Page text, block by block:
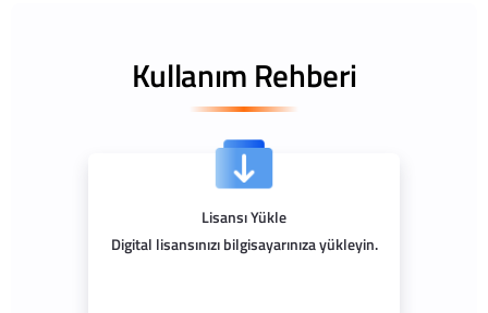
Kullanım Rehberi
Lisansı Yükle
Digital lisansınızı bilgisayarınıza yükleyin.